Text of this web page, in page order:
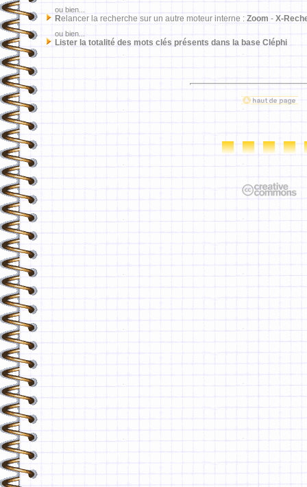
ou bien...
Relancer la recherche sur un autre moteur interne : Zoom - X-
ou bien...
Lister la totalité des mots clés présents dans la base Cléphi